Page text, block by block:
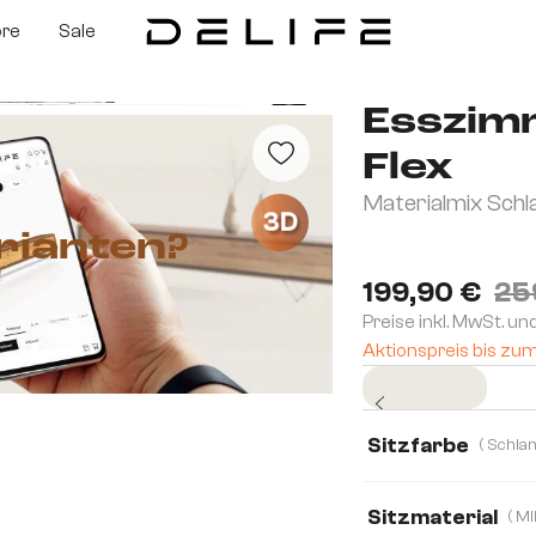
Sale
Flex
Materialmix
199,90 €
Preise inkl. MwSt.
Aktionspreis bis
Sitzfarbe
Sitzmaterial
3D